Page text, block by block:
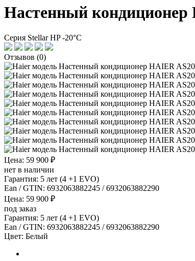
Настенный кондиционер
Серия Stellar HP -20°C
Отзывов (0)
Цена: 59 900 ₽
нет в наличии
Гарантия: 5 лет (4 +1 EVO)
Ean / GTIN: 6932063882245 / 6932063882290
Цена: 59 900 ₽
под заказ
Гарантия: 5 лет (4 +1 EVO)
Ean / GTIN: 6932063882245 / 6932063882290
Цвет: Белый